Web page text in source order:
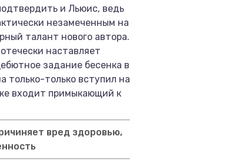
и Льюис, ведь
незамеченным на
талант нового автора.
наставляет
задание бесенка в
только-только вступил на
входит примыкающий к
вред здоровью,